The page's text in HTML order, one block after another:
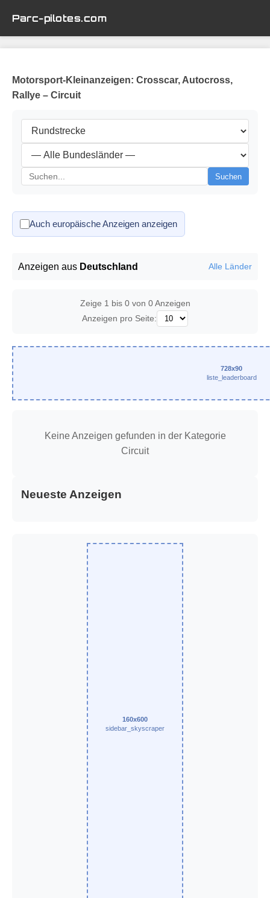
Parc-pilotes.com
Motorsport-Kleinanzeigen: Crosscar, Autocross,
Rallye – Circuit
Suchen
Auch europäische Anzeigen anzeigen
Anzeigen aus Deutschland Alle Länder
Zeige 1 bis 0 von 0 Anzeigen
Anzeigen pro Seite:
728x90
liste_leaderboard
Keine Anzeigen gefunden in der Kategorie
Circuit
Neueste Anzeigen
160x600
sidebar_skyscraper